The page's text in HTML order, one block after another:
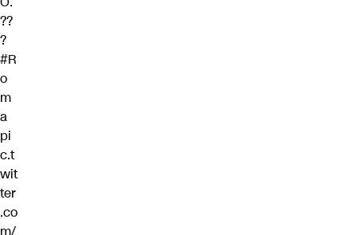
?️?
?
#R
o
m
a
pi
c.t
wit
ter
.co
m/